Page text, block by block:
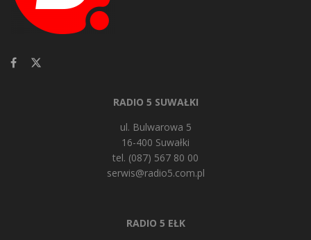
RADIO 5 SUWAŁKI
ul. Bulwarowa 5
16-400 Suwałki
tel. (087) 567 80 00
serwis@radio5.com.pl
RADIO 5 EŁK